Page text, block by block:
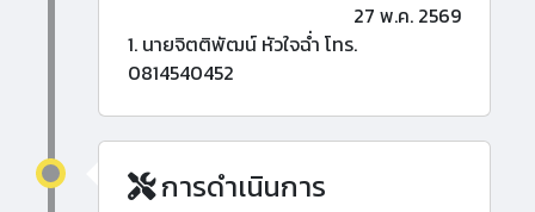
27 พ.ค. 2569
1. นายจิตติพัฒน์ หัวใจฉ่ำ โทร.
0814540452
การดำเนินการ